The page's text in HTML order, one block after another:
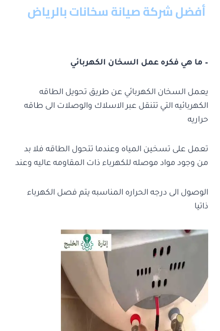
أفضل شركة صيانة سخانات بالرياض
– ما هي فكره عمل السخان الكهربائي
يعمل السخان الكهربائي عن طريق تحويل الطاقه
الكهربائيه التي تتنقل عبر الاسلاك والوصلات الى طاقه
حراريه
تعمل على تسخين المياه وعندما تتحول الطاقه فلا بد
من وجود مواد موصله للكهرباء ذات المقاومه عاليه وعند
الوصول الى درجه الحراره المناسبه يتم فصل الكهرباء
ذاتيا